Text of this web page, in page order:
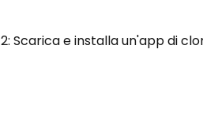
2: Scarica e installa un'app di